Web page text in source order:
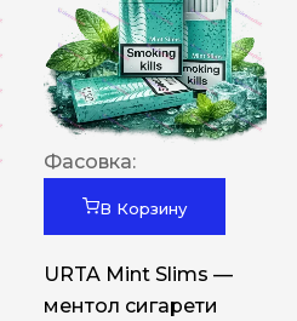
Фасовка:
В Корзину
URTA Mint Slims —
ментол сигарети